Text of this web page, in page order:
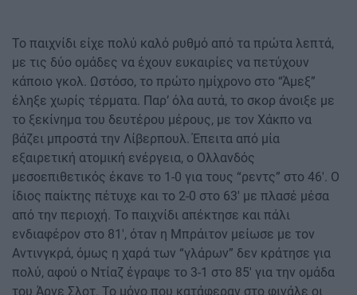
Το παιχνίδι είχε πολύ καλό ρυθμό από τα πρώτα λεπτά,
με τις δύο ομάδες να έχουν ευκαιρίες να πετύχουν
κάποιο γκολ. Ωστόσο, το πρώτο ημίχρονο στο “Άμεξ”
έληξε χωρίς τέρματα. Παρ’ όλα αυτά, το σκορ άνοιξε με
το ξεκίνημα του δευτέρου μέρους, με τον Χάκπο να
βάζει μπροστά την Λίβερπουλ. Έπειτα από μία
εξαιρετική ατομική ενέργεια, ο Ολλανδός
μεσοεπιθετικός έκανε το 1-0 για τους “ρεντς” στο 46′. Ο
ίδιος παίκτης πέτυχε και το 2-0 στο 63′ με πλασέ μέσα
από την περιοχή. Το παιχνίδι απέκτησε και πάλι
ενδιαφέρον στο 81′, όταν η Μπράιτον μείωσε με τον
Αντινγκρά, όμως η χαρά των “γλάρων” δεν κράτησε για
πολύ, αφού ο Ντίαζ έγραψε το 3-1 στο 85′ για την ομάδα
του Άρνε Σλοτ. Το μόνο που κατάφεραν στο φινάλε οι